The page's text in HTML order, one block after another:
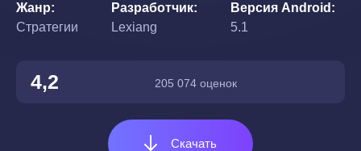
Жанр
Стратегии
Разработчик
Lexiang
Версия Android
5.1
4,2 205 074 оценок
Скачать